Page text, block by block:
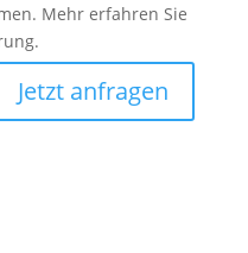
Mehr erfahren Sie
Jetzt anfragen